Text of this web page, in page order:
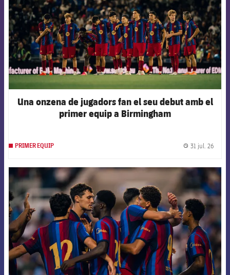
Una onzena de jugadors fan el seu debut amb el
primer equip a Birmingham
PRIMER EQUIP 31 jul. 26
FCB Barcelona badge